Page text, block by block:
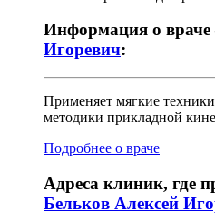
Информация о
Игоревич:
Применяет мягкие
методики прикладной
Подробнее о враче
Адреса клиник, где
Бельков Алексей